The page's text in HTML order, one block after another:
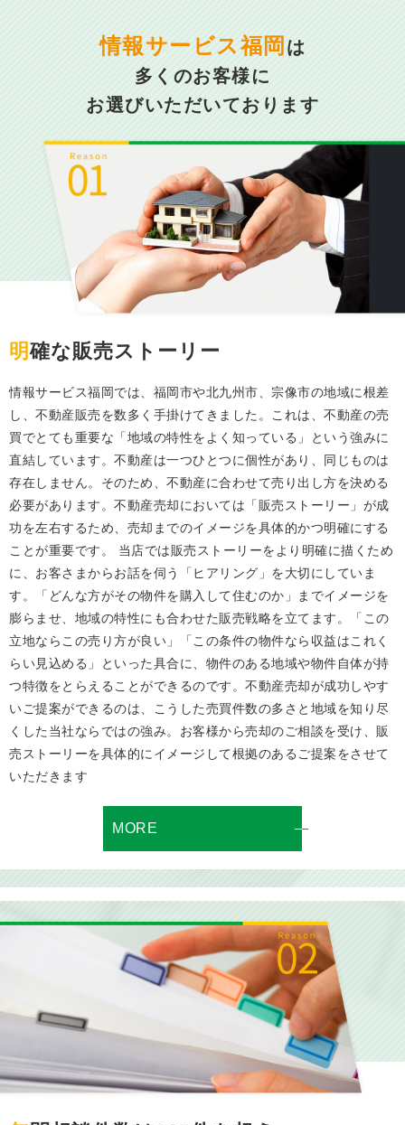
情報サービス福岡 は
多くのお客様に
お選びいただいております
明確な販売ストーリー
情報サービス福岡では、福岡市や北九州市、宗像市の地域に根差
し、不動産販売を数多く手掛けてきました。これは、不動産の売
買でとても重要な「地域の特性をよく知っている」という強みに
直結しています。不動産は一つひとつに個性があり、同じものは
存在しません。そのため、不動産に合わせて売り出し方を決める
必要があります。不動産売却においては「販売ストーリー」が成
功を左右するため、売却までのイメージを具体的かつ明確にする
ことが重要です。 当店では販売ストーリーをより明確に描くため
に、お客さまからお話を伺う「ヒアリング」を大切にしていま
す。「どんな方がその物件を購入して住むのか」までイメージを
膨らませ、地域の特性にも合わせた販売戦略を立てます。「この
立地ならこの売り方が良い」「この条件の物件なら収益はこれく
らい見込める」といった具合に、物件のある地域や物件自体が持
つ特徴をとらえることができるのです。不動産売却が成功しやす
いご提案ができるのは、こうした売買件数の多さと地域を知り尽
くした当社ならではの強み。お客様から売却のご相談を受け、販
売ストーリーを具体的にイメージして根拠のあるご提案をさせて
いただきます
MORE